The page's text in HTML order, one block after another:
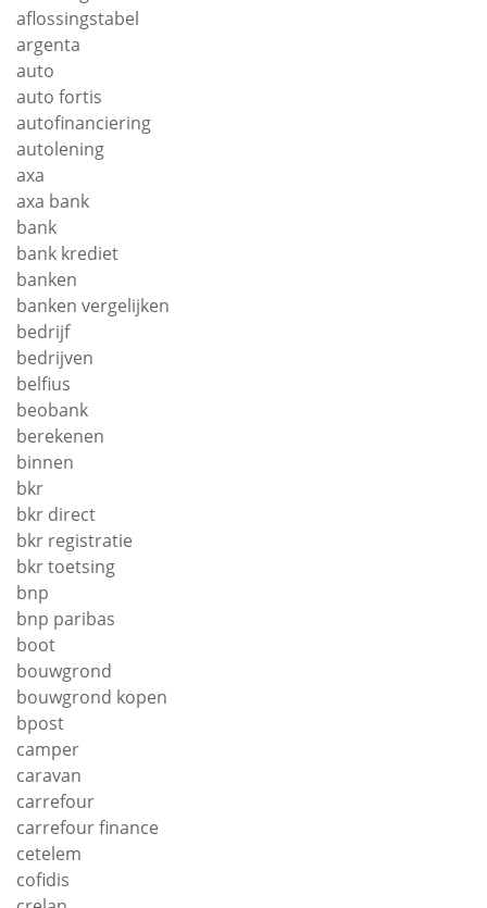
aflossingstabel
argenta
auto
auto fortis
autofinanciering
autolening
axa
axa bank
bank
bank krediet
banken
banken vergelijken
bedrijf
bedrijven
belfius
beobank
berekenen
binnen
bkr
bkr direct
bkr registratie
bkr toetsing
bnp
bnp paribas
boot
bouwgrond
bouwgrond kopen
bpost
camper
caravan
carrefour
carrefour finance
cetelem
cofidis